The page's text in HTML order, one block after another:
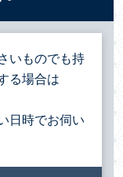
いものでも持
る場合は
日時でお伺い